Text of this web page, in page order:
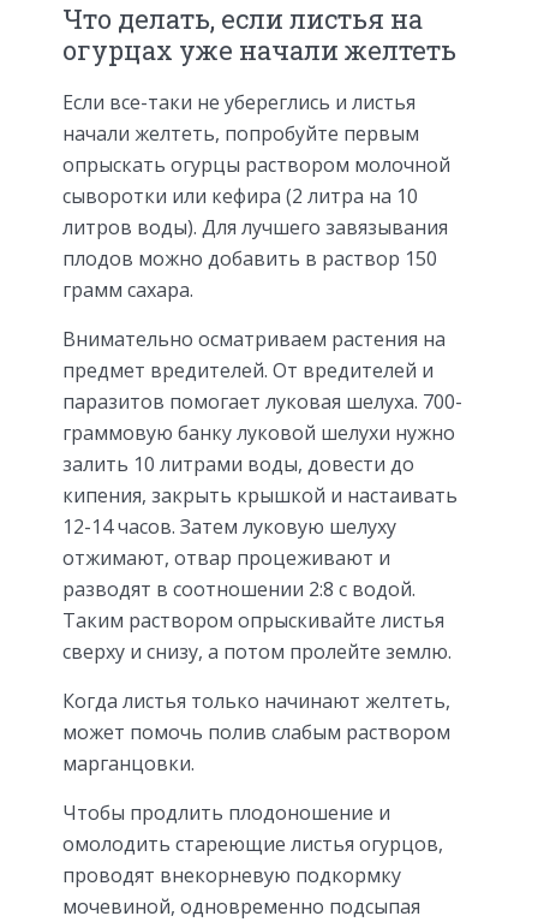
Что делать, если листья на
огурцах уже начали желтеть
Если все-таки не убереглись и листья
начали желтеть, попробуйте первым
опрыскать огурцы раствором молочной
сыворотки или кефира (2 литра на 10
литров воды). Для лучшего завязывания
плодов можно добавить в раствор 150
грамм сахара.
Внимательно осматриваем растения на
предмет вредителей. От вредителей и
паразитов помогает луковая шелуха. 700-
граммовую банку луковой шелухи нужно
залить 10 литрами воды, довести до
кипения, закрыть крышкой и настаивать
12-14 часов. Затем луковую шелуху
отжимают, отвар процеживают и
разводят в соотношении 2:8 с водой.
Таким раствором опрыскивайте листья
сверху и снизу, а потом пролейте землю.
Когда листья только начинают желтеть,
может помочь полив слабым раствором
марганцовки.
Чтобы продлить плодоношение и
омолодить стареющие листья огурцов,
проводят внекорневую подкормку
мочевиной, одновременно подсыпая